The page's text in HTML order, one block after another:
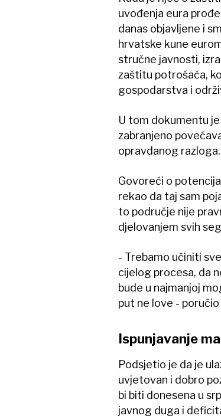
uvođenja eura
danas objavljene i
hrvatske kune
stručne javnosti,
zaštitu potrošača,
gospodarstva i
U tom dokumentu
zabranjeno
opravdanog razloga.
Govoreći o
rekao da taj sam
to područje nije
djelovanjem svih
- Trebamo učiniti
cijelog procesa, da
bude u najmanjoj
put ne love - poručio
Ispunjavanje
Podsjetio je da je
uvjetovan i dobro
bi biti donesena u
javnog duga i